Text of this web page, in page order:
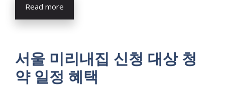
Read more
서울 미리내집 신청 대상 청
약 일정 혜택